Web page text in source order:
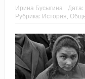
Ирина Бусыгина Дата:
Рубрика: История,